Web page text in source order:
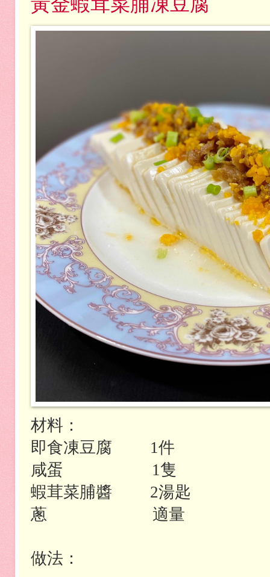
材料：
即食凍豆腐
1件
咸蛋
1隻
蝦茸菜脯醬
2湯匙
蔥
適量
做法：